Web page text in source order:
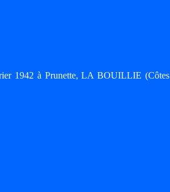
1942 à Prunette, LA BOUILLIE (Côtes